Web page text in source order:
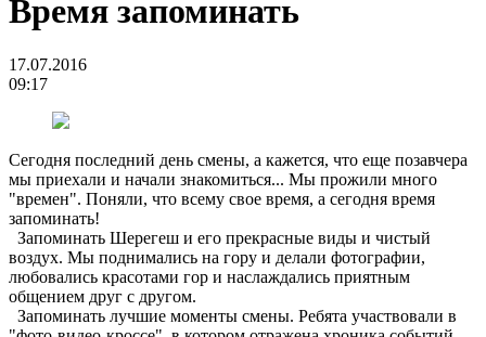
Время запоминать
17.07.2016
09:17
Сегодня последний день смены, а кажется, что еще позавчера
мы приехали и начали знакомиться... Мы прожили много
"времен". Поняли, что всему свое время, а сегодня время
запоминать!
Запоминать Шерегеш и его прекрасные виды и чистый
воздух. Мы поднимались на гору и делали фотографии,
любовались красотами гор и наслаждались приятным
общением друг с другом.
Запоминать лучшие моменты смены. Ребята участвовали в